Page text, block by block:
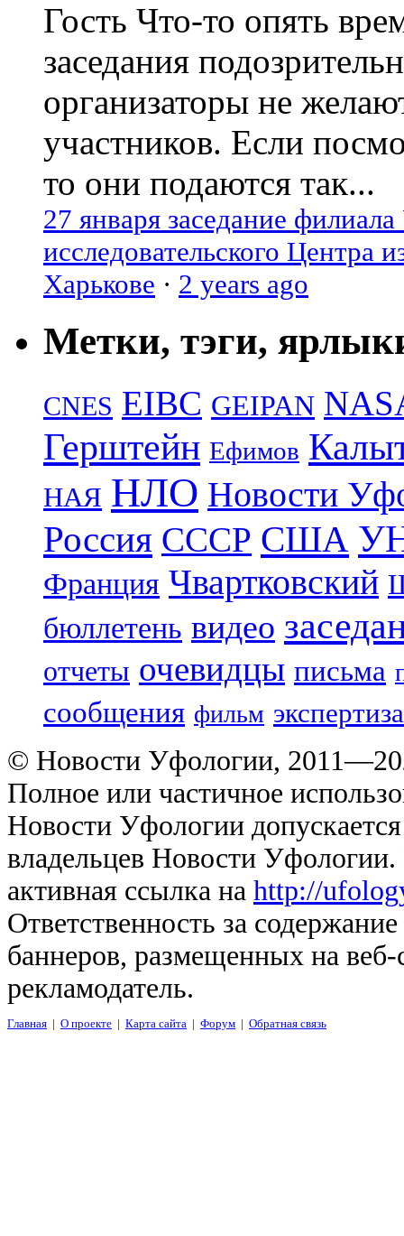
Гость Что-то опять
заседания
организаторы не
участников. Если
то они подаются так...
27 января заседание
исследовательского Центра
Харькове · 2 years ago
Метки, тэги,
CNES EIBC GEIPAN
Герштейн Ефимов
НАЯ НЛО Новости
Россия СССР США
Франция Чвартковский
бюллетень видео
отчеты очевидцы письма
сообщения фильм экспертиза
© Новости Уфологии,
Полное или частичное
Новости Уфологии
владельцев Новости
активная ссылка на http://
Ответственность за
баннеров, размещенных на
рекламодатель.
Главная | О проекте | Карта сайта | Форум | Обратная связь